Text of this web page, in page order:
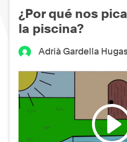
¿Por qué nos
la piscina?
Adrià Gardella